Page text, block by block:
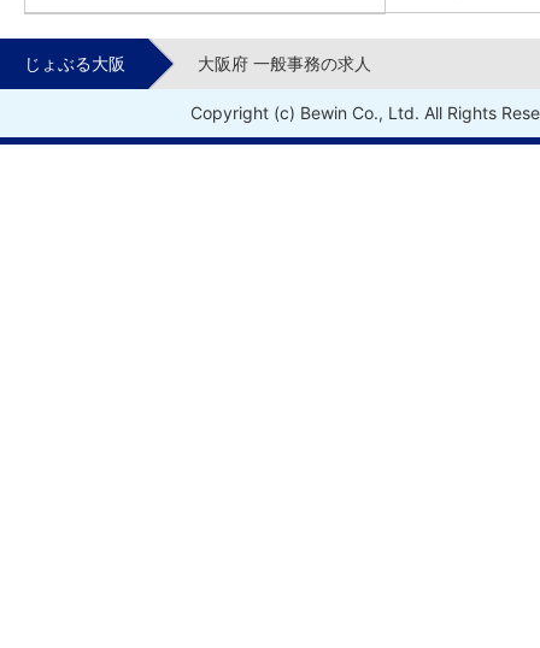
じょぶる大阪 大阪府 一般事務の求人
Copyright (c) Bewin Co., Ltd. All Rights